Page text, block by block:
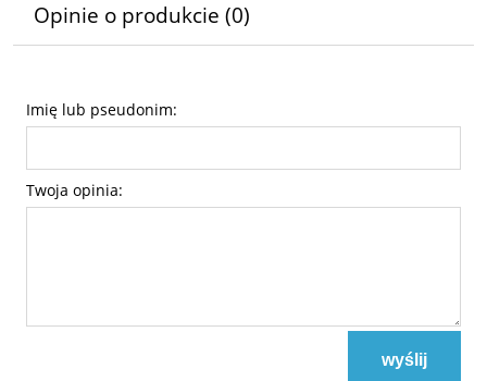
Opinie o produkcie (0)
Imię lub pseudonim:
Twoja opinia:
wyślij